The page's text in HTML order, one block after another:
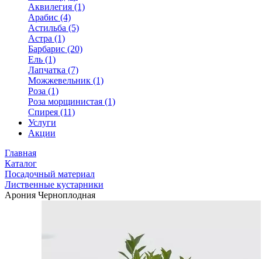
Аквилегия (1)
Арабис (4)
Астильба (5)
Астра (1)
Барбарис (20)
Ель (1)
Лапчатка (7)
Можжевельник (1)
Роза (1)
Роза морщинистая (1)
Спирея (11)
Услуги
Акции
Главная
Каталог
Посадочный материал
Лиственные кустарники
Арония Черноплодная